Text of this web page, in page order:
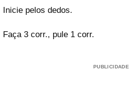
Inicie pelos dedos.
Faça 3 corr., pule 1 corr.
PUBLICIDADE